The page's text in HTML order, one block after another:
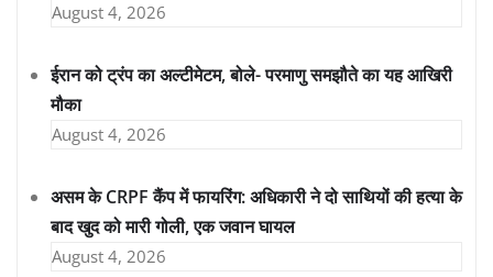
August 4, 2026
ईरान को ट्रंप का अल्टीमेटम, बोले- परमाणु समझौते का यह आखिरी
मौका
August 4, 2026
असम के CRPF कैंप में फायरिंग: अधिकारी ने दो साथियों की हत्या के
बाद खुद को मारी गोली, एक जवान घायल
August 4, 2026